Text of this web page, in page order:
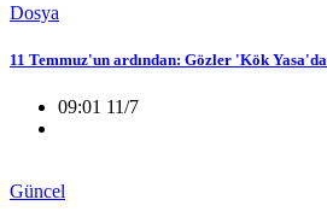
Dosya
11 Temmuz'un ardından: Gözler 'Kök
09:01 11/7
Güncel